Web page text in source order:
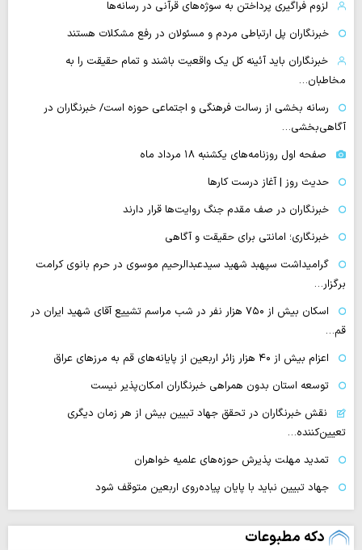
لزوم فراگیری پرداختن به سوژه‌های قرآنی در رسانه‌ها
خبرنگاران پل ارتباطی مردم و مسئولان در رفع مشکلات هستند
خبرنگاران باید آئینه کل یک واقعیت باشند و تمام حقیقت را به
مخاطبان…
رسانه بخشی از رسالت فرهنگی و اجتماعی حوزه است/ خبرنگاران در
آگاهی‌بخشی…
صفحه اول روزنامه‌های یکشنبه ۱۸ مرداد ماه
حدیث روز | آغاز درست کارها
خبرنگاران در صف مقدم جنگ روایت‌ها قرار دارند
خبرنگاری؛ امانتی برای حقیقت و آگاهی
گرامیداشت سپهبد شهید سیدعبدالرحیم موسوی در حرم بانوی کرامت
برگزار…
اسکان بیش از ۷۵۰ هزار نفر در شب مراسم تشییع آقای شهید ایران در
قم…
اعزام بیش از ۴۰ هزار زائر اربعین از پایانه‌های قم به مرزهای عراق
توسعه استان بدون همراهی خبرنگاران امکان‌پذیر نیست
نقش خبرنگاران در تحقق جهاد تبیین بیش از هر زمان دیگری
تعیین‌کننده…
تمدید مهلت پذیرش حوزه‌های علمیه خواهران
جهاد تبیین نباید با پایان پیاده‌روی اربعین متوقف شود
دکه مطبوعات